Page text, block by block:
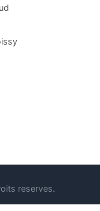
reserves.